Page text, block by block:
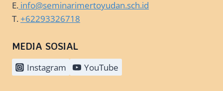
E. info@seminarimertoyudan.sch.id
T.+62293326718
MEDIA SOSIAL
Instagram YouTube